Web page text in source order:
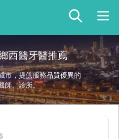
西醫牙醫推薦
市，提供服務品質優異的
師、診所。